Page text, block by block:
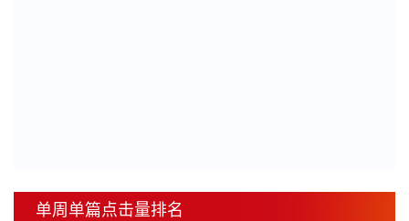
单周单篇点击量排名